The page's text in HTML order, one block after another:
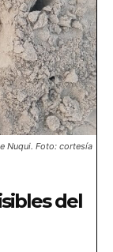
Nuqui. Foto: cortesía
del